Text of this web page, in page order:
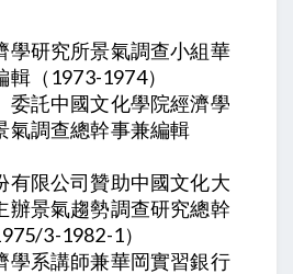
學研究所景氣調查小組華
（1973-1974）
委託中國文化學院經濟學
氣調查總幹事兼編輯
有限公司贊助中國文化大
辦景氣趨勢調查研究總幹
3-1982-1）
學系講師兼華岡實習銀行